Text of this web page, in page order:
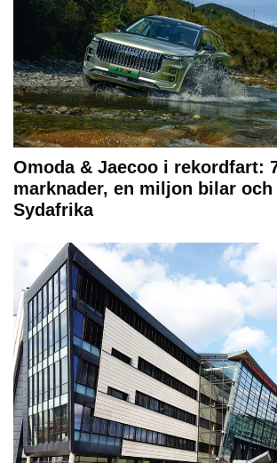
Omoda & Jaecoo i rekordfart:
marknader, en miljon bilar
Sydafrika